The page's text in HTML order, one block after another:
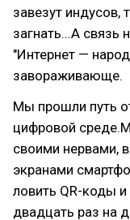
завезут индусов,
загнать...А связь
"Интернет —
завораживающе.
Мы прошли путь
цифровой
своими нервами,
экранами
ловить QR-коды и
двадцать раз на